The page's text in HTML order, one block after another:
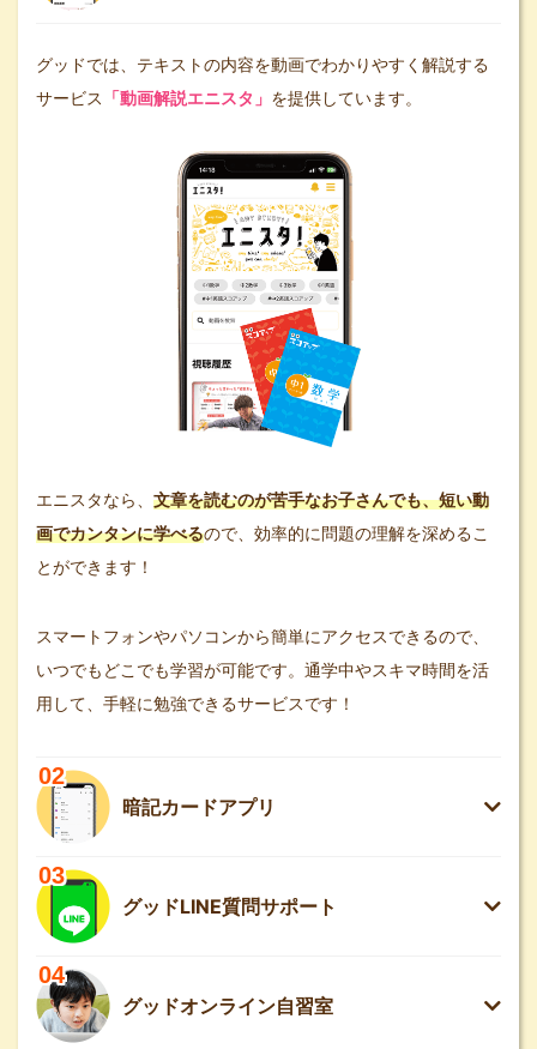
グッドでは、テキストの内容を動画でわかりやすく解説する
サービス 「動画解説エニスタ」 を提供しています。
エニスタなら、 文章を読むのが苦手なお子さんでも、短い動
画でカンタンに学べるので、効率的に問題の理解を深めるこ
とができます！
スマートフォンやパソコンから簡単にアクセスできるので、
いつでもどこでも学習が可能です。通学中やスキマ時間を活
用して、手軽に勉強できるサービスです！
02
暗記カードアプリ
03
グッドLINE質問サポート
04
グッドオンライン自習室